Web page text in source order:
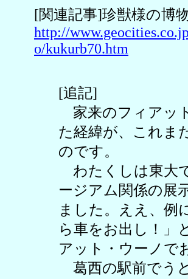
[関連記事]珍獣様の博
http://
o/kukurb70.htm
[追記]
家来のフィアッ
た経緯が、これま
のです。
わたくしは東大
ージアム関係の展
ました。ええ、例
ら車をお出し！」
アット・ウーノで
葛西の駅前でう